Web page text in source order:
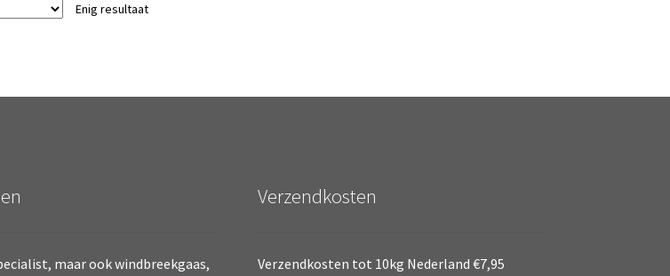
Enig resultaat
maar ook windbreekgaas,
Verzendkosten
Verzendkosten tot 10kg Nederland €7,95